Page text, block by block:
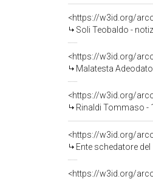
<https://w3id.org/
Soli Teobaldo -
<https://w3id.org/
Malatesta
<https://w3id.org/
Rinaldi Tommaso -
<https://w3id.org/
Ente schedatore del bene
<https://w3id.org/